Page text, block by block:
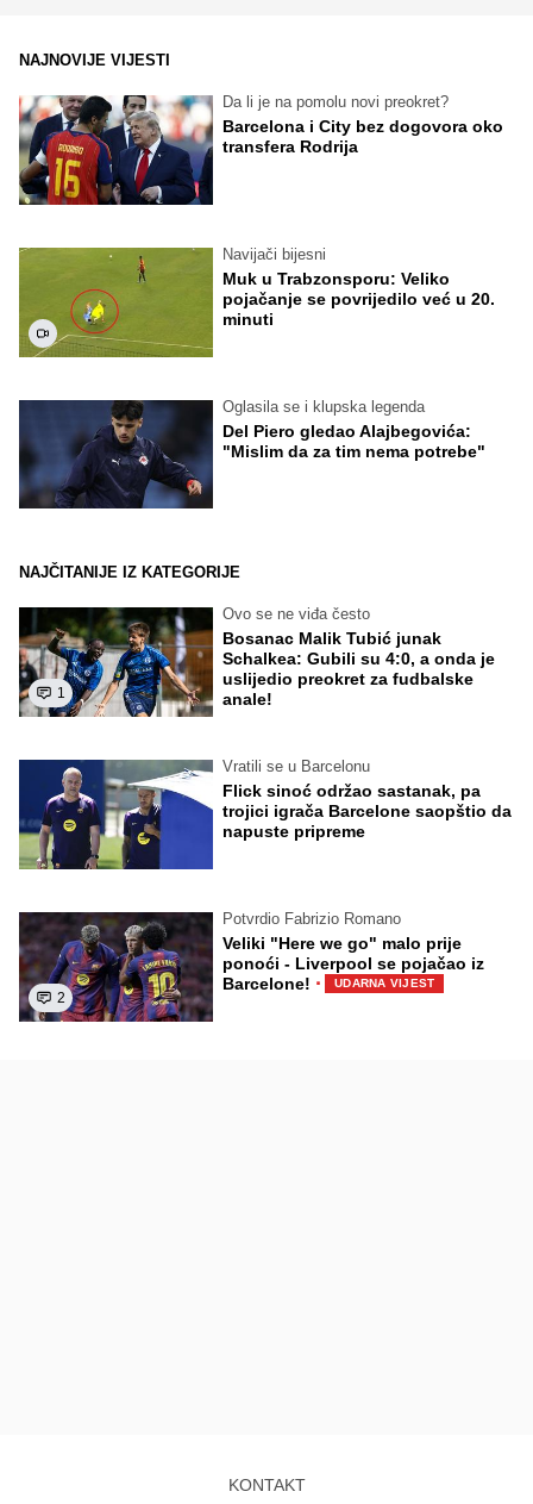
NAJNOVIJE VIJESTI
Da li je na pomolu novi preokret?
Barcelona i City bez dogovora oko
transfera Rodrija
Navijači bijesni
Muk u Trabzonsporu: Veliko
pojačanje se povrijedilo već u 20.
minuti
Oglasila se i klupska legenda
Del Piero gledao Alajbegovića:
"Mislim da za tim nema potrebe"
NAJČITANIJE IZ KATEGORIJE
1
Ovo se ne viđa često
Bosanac Malik Tubić junak
Schalkea: Gubili su 4:0, a onda je
uslijedio preokret za fudbalske
anale!
Vratili se u Barcelonu
Flick sinoć održao sastanak, pa
trojici igrača Barcelone saopštio da
napuste pripreme
2
Potvrdio Fabrizio Romano
Veliki "Here we go" malo prije
ponoći - Liverpool se pojačao iz
Barcelone! · UDARNA VIJEST
KONTAKT